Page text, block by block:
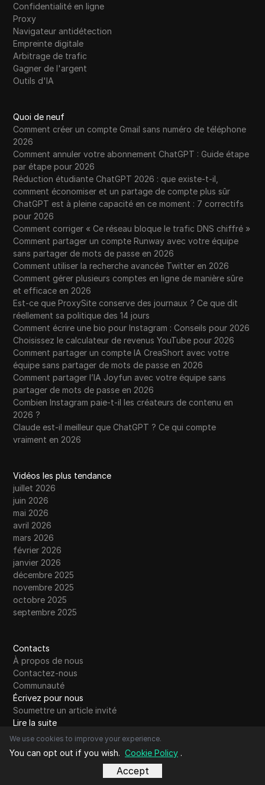
Confidentialité en ligne
Proxy
Navigateur antidétection
Empreinte digitale
Arbitrage de trafic
Gagner de l'argent
Outils d'IA
Quoi de neuf
Comment créer un compte Gmail sans numéro de téléphone
2026
Comment annuler votre abonnement ChatGPT : Guide étape
par étape pour 2026
Réduction étudiante ChatGPT 2026 : que existe-t-il,
comment économiser et un partage de compte plus sûr
ChatGPT est à pleine capacité en ce moment : 7 correctifs
pour 2026
Comment corriger « Ce réseau bloque le trafic DNS chiffré »
Comment partager un compte Runway avec votre équipe
sans partager de mots de passe en 2026
Comment utiliser la recherche avancée Twitter en 2026
Comment gérer plusieurs comptes en ligne de manière sûre
et efficace en 2026
Est-ce que ProxySite conserve des journaux ? Ce que dit
réellement sa politique des 14 jours
Comment écrire une bio pour Instagram : Conseils pour 2026
Choisissez le calculateur de revenus YouTube pour 2026
Comment partager un compte IA CreaShort avec votre
équipe sans partager de mots de passe en 2026
Comment partager l’IA Joyfun avec votre équipe sans
partager de mots de passe en 2026
Combien Instagram paie-t-il les créateurs de contenu en
2026 ?
Claude est-il meilleur que ChatGPT ? Ce qui compte
vraiment en 2026
Vidéos les plus tendance
juillet 2026
juin 2026
mai 2026
avril 2026
mars 2026
février 2026
janvier 2026
décembre 2025
novembre 2025
octobre 2025
septembre 2025
Contacts
À propos de nous
Contactez-nous
Communauté
Écrivez pour nous
Soumettre un article invité
Lire la suite
Comparaison
Contourner les restrictions
Glossaire
We use cookies to improve your experience.
You can opt out if you wish. Cookie Policy .
Accept